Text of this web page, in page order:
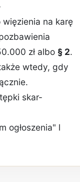
na karę
zł albo § 2.
wtedy, gdy
skar-
ogłoszenia" l